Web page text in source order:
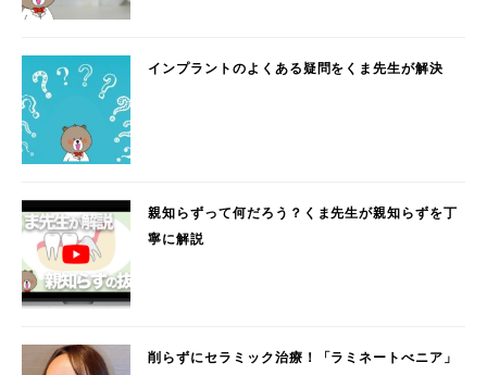
インプラントのよくある疑問をくま先生が解決
親知らずって何だろう？くま先生が親知らずを丁
寧に解説
削らずにセラミック治療！「ラミネートべニア」